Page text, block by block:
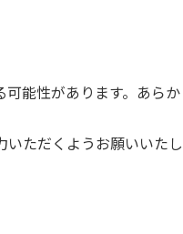
能性があります。あらか
ただくようお願いいたし